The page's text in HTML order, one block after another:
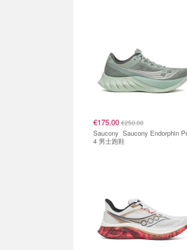
€175.00 €250.00
Saucony Saucony Endorphin Pro
4 男士跑鞋